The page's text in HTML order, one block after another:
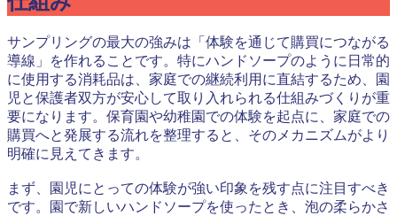
サンプリングの最大の強みは「体験を通じて購買につながる
導線」を作れることです。特にハンドソープのように日常的
に使用する消耗品は、家庭での継続利用に直結するため、園
児と保護者双方が安心して取り入れられる仕組みづくりが重
要になります。保育園や幼稚園での体験を起点に、家庭での
購買へと発展する流れを整理すると、そのメカニズムがより
明確に見えてきます。
まず、園児にとっての体験が強い印象を残す点に注目すべき
です。園で新しいハンドソープを使ったとき、泡の柔らかさ